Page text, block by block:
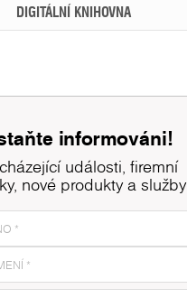
DIGITÁLNÍ KNIHOVNA
informováni!
události, firemní
nové produkty a služby